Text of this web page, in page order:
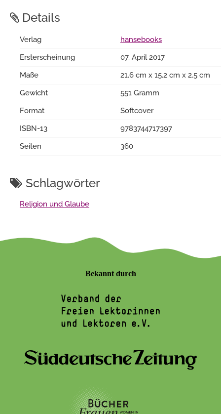
Details
Verlag
hansebooks
Ersterscheinung
07. April 2017
Maße
21.6 cm x 15.2 cm x 2.5 cm
Gewicht
551 Gramm
Format
Softcover
ISBN-13
9783744717397
Seiten
360
Schlagwörter
Religion und Glaube
Bekannt durch